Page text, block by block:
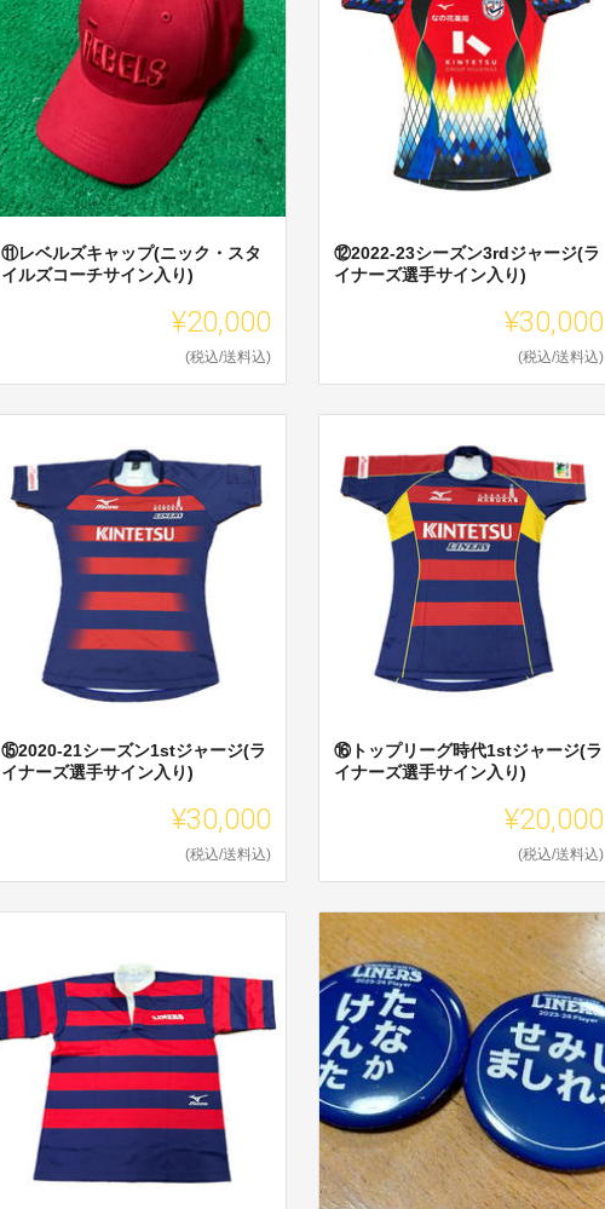
⑪レベルズキャップ(ニック・スタ
イルズコーチサイン入り)
¥20,000
(税込/送料込)
⑫2022-23シーズン3rdジャージ(ラ
イナーズ選手サイン入り)
¥30,000
(税込/送料込)
⑮2020-21シーズン1stジャージ(ラ
イナーズ選手サイン入り)
¥30,000
(税込/送料込)
⑯トップリーグ時代1stジャージ(ラ
イナーズ選手サイン入り)
¥20,000
(税込/送料込)